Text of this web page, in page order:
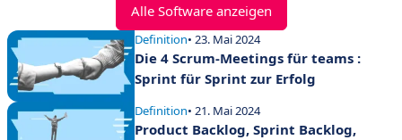
Alle Software anzeigen
Definition• 23. Mai 2024
Die 4 Scrum-Meetings für teams :
Sprint für Sprint zur Erfolg
Definition• 21. Mai 2024
Product Backlog, Sprint Backlog,